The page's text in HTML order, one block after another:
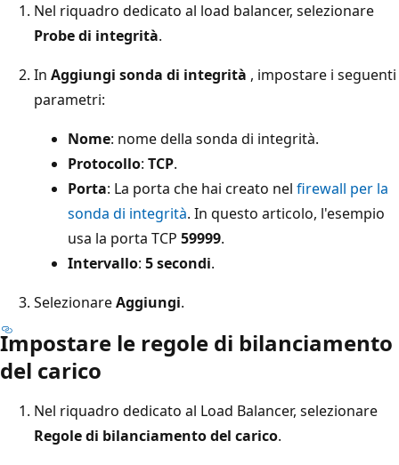
Nel riquadro dedicato al load balancer, selezionare
Probe di integrità.
In Aggiungi sonda di integrità , impostare i seguenti
parametri:
Nome: nome della sonda di integrità.
Protocollo: TCP.
Porta: La porta che hai creato nel firewall per la
sonda di integrità. In questo articolo, l'esempio
usa la porta TCP 59999.
Intervallo: 5 secondi.
SelezionareAggiungi.
Impostare le regole di bilanciamento
del carico
Nel riquadro dedicato al Load Balancer, selezionare
Regole di bilanciamento del carico.